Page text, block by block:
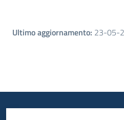
Ultimo aggiornamento: 23-05-